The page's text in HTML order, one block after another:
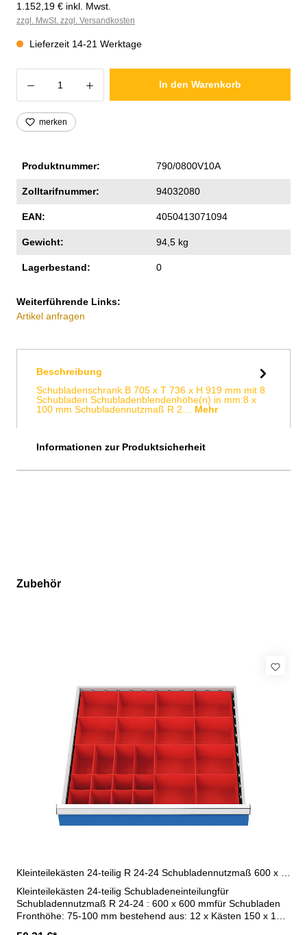
1.152,19 € inkl. Mwst.
zzgl. MwSt. zzgl. Versandkosten
Lieferzeit 14-21 Werktage
Produkt Anzahl: Gib den gewünschten
In den Warenkorb
merken
Produktnummer: 790/0800V10A
Zolltarifnummer: 94032080
EAN: 4050413071094
Gewicht: 94,5 kg
Lagerbestand: 0
Weiterführende Links:
Artikel anfragen
Beschreibung
Schubladenschrank B 705 x T 736 x H 919 mm mit 8
Schubladen Schubladenblendenhöhe(n) in mm:8 x
100 mm Schubladennutzmaß R 2… Mehr
Informationen zur Produktsicherheit
Produktgalerie überspringen
Zubehör
Kleinteilekästen 24-teilig Schubladeneinteilungfür
Schubladennutzmaß R 24-24 : 600 x 600 mmfür Schubladen
Fronthöhe: 75-100 mm bestehend aus: 12 x Kästen 150 x 150